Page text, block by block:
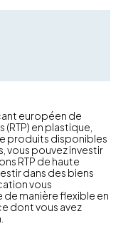
européen de
en plastique,
produits disponibles
vous pouvez investir
RTP de haute
dans des biens
vous
manière flexible en
dont vous avez